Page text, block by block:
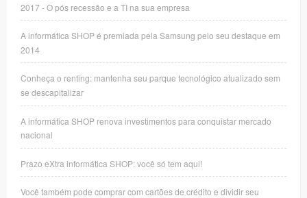
2017 - O pós recessão e a TI na sua empresa
A informática SHOP é premiada pela Samsung pelo seu destaque em
2014
Conheça o renting: mantenha seu parque tecnológico atualizado sem
se descapitalizar
A informática SHOP renova investimentos para conquistar mercado
nacional
Prazo eXtra informática SHOP: você só tem aqui!
Você também pode comprar com cartões de crédito e dividir seu